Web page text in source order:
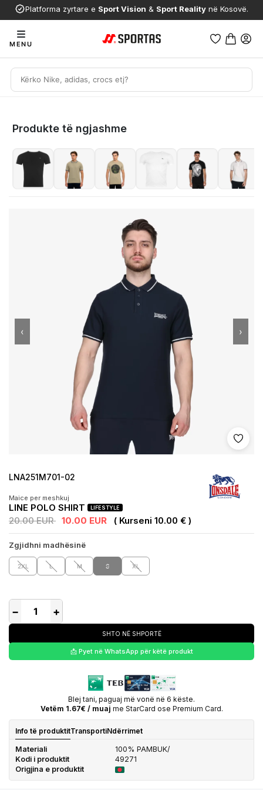
Platforma zyrtare e Sport Vision & Sport Reality në Kosovë.
MENU
Produkte të ngjashme
Shto
‹ ›
LNA251M701-02
Maice per meshkuj
LINE POLO SHIRT LIFESTYLE
20.00 EUR 10.00 EUR ( Kurseni 10.00 € )
Zgjidhni madhësinë
2XL L M S XL
− +
SHTO NË SHPORTË
📩 Pyet në WhatsApp për këtë produkt
Blej tani, paguaj më vonë në 6 këste.
Vetëm 1.67€ / muaj me StarCard ose Premium Card.
Info të produktitTransportiNdërrimet
Materiali
100% PAMBUK/
Kodi i produktit
49271
Origjina e produktit